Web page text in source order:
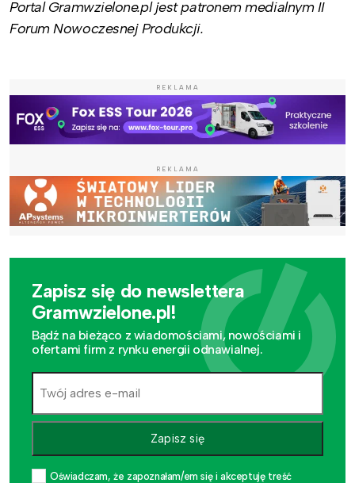
Portal Gramwzielone.pl jest patronem medialnym II
Forum Nowoczesnej Produkcji.
REKLAMA
REKLAMA
Zapisz się do newslettera
Gramwzielone.pl!
Bądź na bieżąco z wiadomościami, nowościami i
ofertami firm z rynku energii odnawialnej.
Zapisz się
Oświadczam, że zapoznałam/em się i akceptuję treść